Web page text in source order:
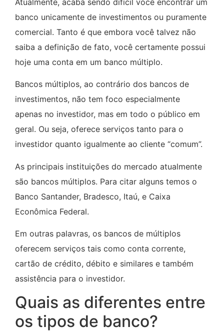
banco unicamente de investimentos ou puramente
comercial. Tanto é que embora você talvez não
saiba a definição de fato, você certamente possui
hoje uma conta em um banco múltiplo.
Bancos múltiplos, ao contrário dos bancos de
investimentos, não tem foco especialmente
apenas no investidor, mas em todo o público em
geral. Ou seja, oferece serviços tanto para o
investidor quanto igualmente ao cliente “comum”.
As principais instituições do mercado atualmente
são bancos múltiplos. Para citar alguns temos o
Banco Santander, Bradesco, Itaú, e Caixa
Econômica Federal.
Em outras palavras, os bancos de múltiplos
oferecem serviços tais como conta corrente,
cartão de crédito, débito e similares e também
assistência para o investidor.
Quais as diferentes entre
os tipos de banco?